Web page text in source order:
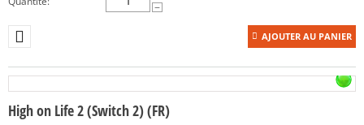
−
AJOUTER AU PANIER
High on Life 2 (Switch 2) (FR)